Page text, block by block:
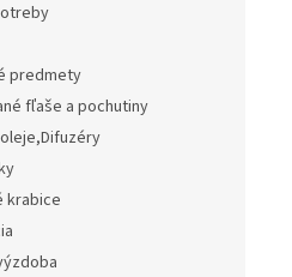
predmety
fľaše a pochutiny
krabice